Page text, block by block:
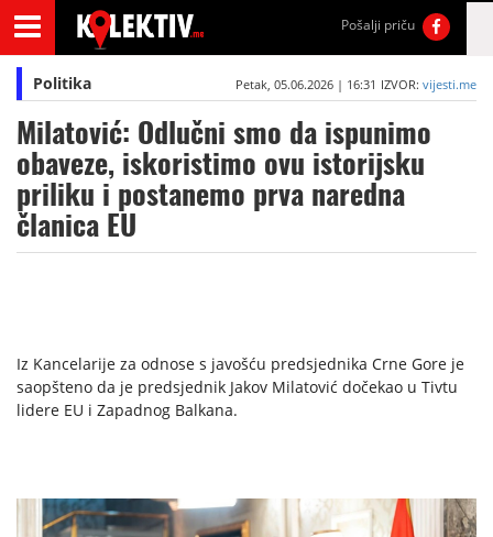
Pošalji priču
Politika Petak, 05.06.2026 | 16:31 IZVOR: vijesti.me
Milatović: Odlučni smo da ispunimo
obaveze, iskoristimo ovu istorijsku
priliku i postanemo prva naredna
članica EU
Iz Kancelarije za odnose s javošću predsjednika Crne Gore je
saopšteno da je predsjednik Jakov Milatović dočekao u Tivtu
lidere EU i Zapadnog Balkana.